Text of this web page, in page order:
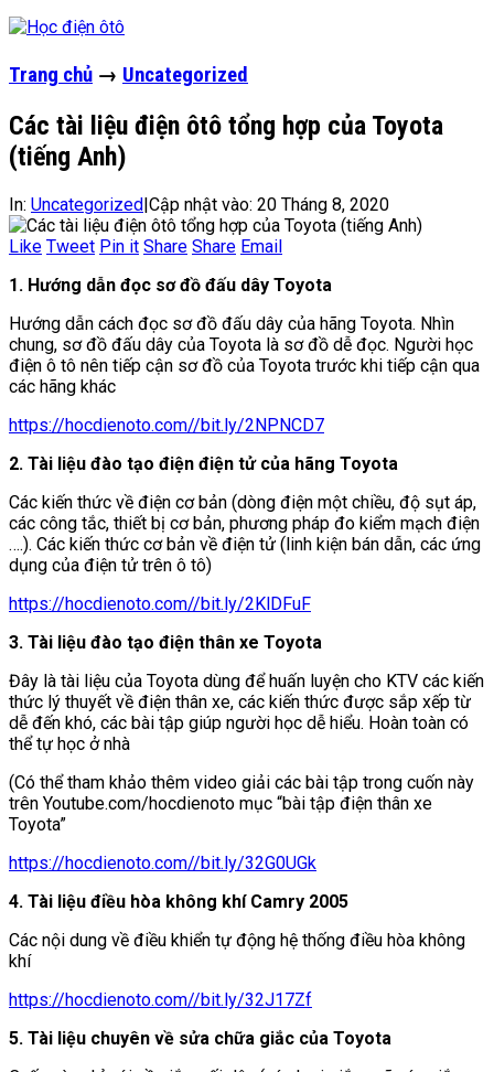
Trang chủ → Uncategorized
Các tài liệu điện ôtô tổng hợp của Toyota
(tiếng Anh)
In: Uncategorized|Cập nhật vào: 20 Tháng 8, 2020
Like Tweet Pin it Share Share Email
1. Hướng dẫn đọc sơ đồ đấu dây Toyota
Hướng dẫn cách đọc sơ đồ đấu dây của hãng Toyota. Nhìn
chung, sơ đồ đấu dây của Toyota là sơ đồ dễ đọc. Người học
điện ô tô nên tiếp cận sơ đồ của Toyota trước khi tiếp cận qua
các hãng khác
https://hocdienoto.com//bit.ly/2NPNCD7
2. Tài liệu đào tạo điện điện tử của hãng Toyota
Các kiến thức về điện cơ bản (dòng điện một chiều, độ sụt áp,
các công tắc, thiết bị cơ bản, phương pháp đo kiểm mạch điện
….). Các kiến thức cơ bản về điện tử (linh kiện bán dẫn, các ứng
dụng của điện tử trên ô tô)
https://hocdienoto.com//bit.ly/2KlDFuF
3. Tài liệu đào tạo điện thân xe Toyota
Đây là tài liệu của Toyota dùng để huấn luyện cho KTV các kiến
thức lý thuyết về điện thân xe, các kiến thức được sắp xếp từ
dễ đến khó, các bài tập giúp người học dễ hiểu. Hoàn toàn có
thể tự học ở nhà
(Có thể tham khảo thêm video giải các bài tập trong cuốn này
trên Youtube.com/hocdienoto mục “bài tập điện thân xe
Toyota”
https://hocdienoto.com//bit.ly/32G0UGk
4. Tài liệu điều hòa không khí Camry 2005
Các nội dung về điều khiển tự động hệ thống điều hòa không
khí
https://hocdienoto.com//bit.ly/32J17Zf
5. Tài liệu chuyên về sửa chữa giắc của Toyota